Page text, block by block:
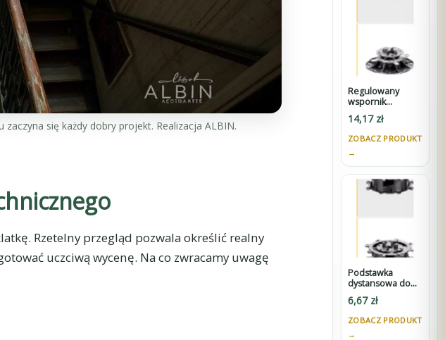
się każdy dobry projekt. Realizacja ALBIN.
Rzetelny przegląd pozwala określić realny
uczciwą wycenę. Na co zwracamy uwagę
Regulowany
wspornik
STANDARD 30-45
mm do tarasów
wentylowanych
pod płyty z K3
14,17 zł
ZOBACZ PRODUKT
→
Podstawka
dystansowa do
wsporników
SPIRAL -
wysokość 60 mm
6,67 zł
ZOBACZ PRODUKT
→